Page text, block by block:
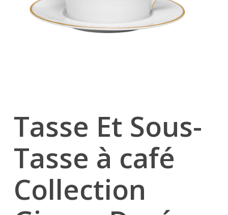
Tasse Et Sous-
Tasse à café
Collection